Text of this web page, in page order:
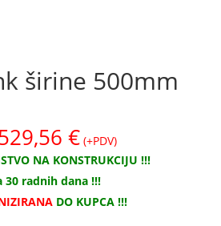
širine 500mm
€Raspon
cijena:
od
476,47 €
do
(+PDV)
NA KONSTRUKCIJU !!!
30 radnih dana !!!
DO KUPCA !!!